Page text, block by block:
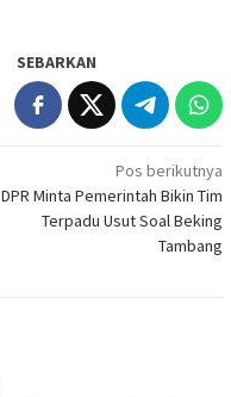
SEBARKAN
Pos berikutnya
DPR Minta Pemerintah Bikin Tim
Terpadu Usut Soal Beking
Tambang